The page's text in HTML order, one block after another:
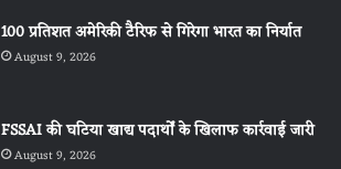
100 प्रतिशत अमेरिकी टैरिफ से गिरेगा भारत का निर्यात
August 9, 2026
FSSAI की घटिया खाद्य पदार्थों के खिलाफ कार्रवाई जारी
August 9, 2026